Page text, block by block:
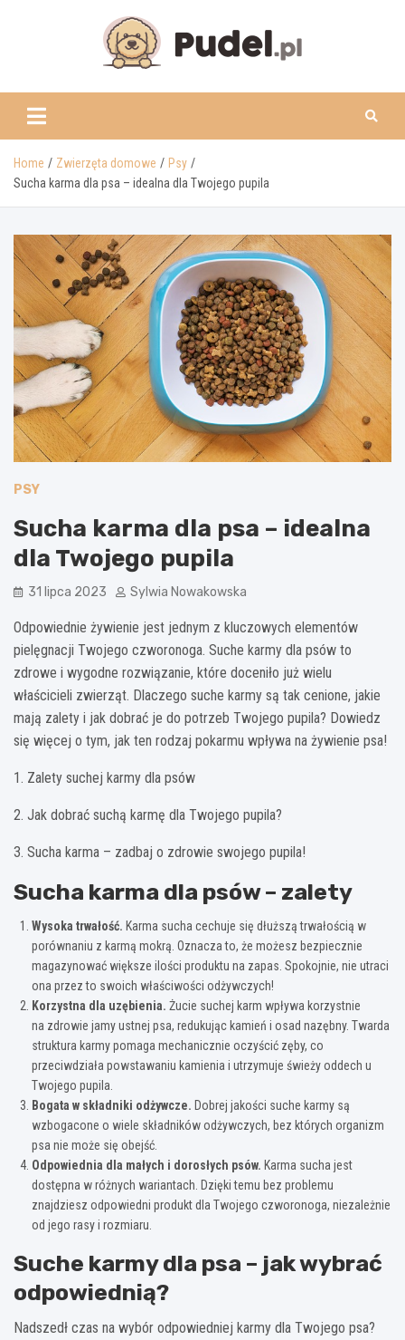
www.pudel.pl
Home Zwierzęta domowe
Psy
Sucha karma dla psa – idealna dla Twojego pupila
PSY
Sucha karma dla psa – idealna
dla Twojego pupila
31 lipca 2023 Sylwia Nowakowska
Odpowiednie żywienie jest jednym z kluczowych elementów
pielęgnacji Twojego czworonoga. Suche karmy dla psów to
zdrowe i wygodne rozwiązanie, które doceniło już wielu
właścicieli zwierząt. Dlaczego suche karmy są tak cenione, jakie
mają zalety i jak dobrać je do potrzeb Twojego pupila? Dowiedz
się więcej o tym, jak ten rodzaj pokarmu wpływa na żywienie psa!
1. Zalety suchej karmy dla psów
2. Jak dobrać suchą karmę dla Twojego pupila?
3. Sucha karma – zadbaj o zdrowie swojego pupila!
Sucha karma dla psów – zalety
Wysoka trwałość. Karma sucha cechuje się dłuższą trwałością w
porównaniu z karmą mokrą. Oznacza to, że możesz bezpiecznie
magazynować większe ilości produktu na zapas. Spokojnie, nie utraci
ona przez to swoich właściwości odżywczych!
Korzystna dla uzębienia. Żucie suchej karm wpływa korzystnie
na zdrowie jamy ustnej psa, redukując kamień i osad nazębny. Twarda
struktura karmy pomaga mechanicznie oczyścić zęby, co
przeciwdziała powstawaniu kamienia i utrzymuje świeży oddech u
Twojego pupila.
Bogata w składniki odżywcze. Dobrej jakości suche karmy są
wzbogacone o wiele składników odżywczych, bez których organizm
psa nie może się obejść.
Odpowiednia dla małych i dorosłych psów. Karma sucha jest
dostępna w różnych wariantach. Dzięki temu bez problemu
znajdziesz odpowiedni produkt dla Twojego czworonoga, niezależnie
od jego rasy i rozmiaru.
Suche karmy dla psa – jak wybrać
odpowiednią?
Nadszedł czas na wybór odpowiedniej karmy dla Twojego psa?